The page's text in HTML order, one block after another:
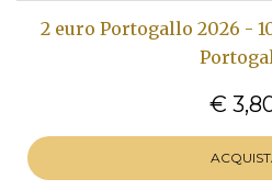
2 euro Portogallo 2026 -
€